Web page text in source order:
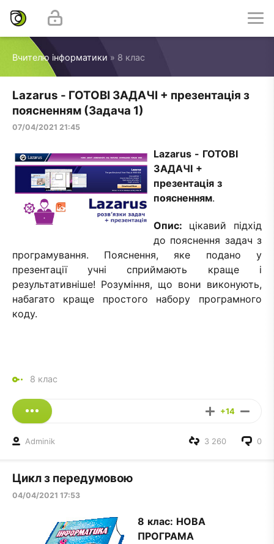
Вчителю інформатики » 8 клас
Lazarus - ГОТОВІ ЗАДАЧІ + презентація з
поясненням (Задача 1)
07/04/2021 21:45
Lazarus - ГОТОВІ
ЗАДАЧІ +
презентація з
поясненням.
Опис: цікавий підхід
до пояснення задач з
програмування. Пояснення, яке подано у
презентації учні сприймають краще і
результативніше! Розуміння, що вони виконують,
набагато краще простого набору програмного
коду.
8 клас
+14
Adminik 0
3 260
Цикл з передумовою
04/04/2021 17:53
8 клас: НОВА
ПРОГРАМА